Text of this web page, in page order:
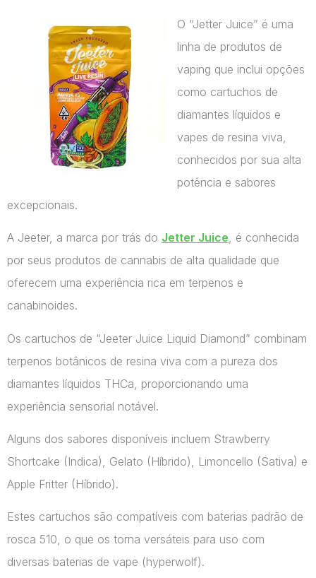
O “Jetter Juice” é uma
linha de produtos de
vaping que inclui opções
como cartuchos de
diamantes líquidos e
vapes de resina viva,
conhecidos por sua alta
potência e sabores
excepcionais.
A Jeeter, a marca por trás do Jetter Juice, é conhecida
por seus produtos de cannabis de alta qualidade que
oferecem uma experiência rica em terpenos e
canabinoides.
Os cartuchos de “Jeeter Juice Liquid Diamond” combinam
terpenos botânicos de resina viva com a pureza dos
diamantes líquidos THCa, proporcionando uma
experiência sensorial notável.
Alguns dos sabores disponíveis incluem Strawberry
Shortcake (Indica), Gelato (Híbrido), Limoncello (Sativa) e
Apple Fritter (Híbrido).
Estes cartuchos são compatíveis com baterias padrão de
rosca 510, o que os torna versáteis para uso com
diversas baterias de vape​ (hyperwolf)​.